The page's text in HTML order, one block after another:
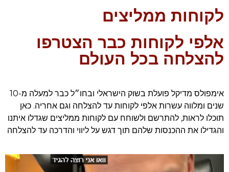
לקוחות ממליצים
אלפי לקוחות כבר הצטרפו
להצלחה בכל העולם
אימפולס מדיקל פועלת בשוק הישראלי ובחו״ל כבר למעלה מ-10
שנים ומלווה עשרות אלפי לקוחות עד להצלחה וגם אחריה. כאן
תוכלו לראות, להתרשם ולשוחח עם לקוחות ממליצים שגדלו איתנו
והגדילו את ההכנסות שלהם תוך דגש על ליווי והדרכה עד להצלחה